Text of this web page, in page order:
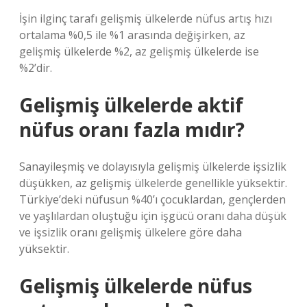
İşin ilginç tarafı gelişmiş ülkelerde nüfus artış hızı
ortalama %0,5 ile %1 arasında değişirken, az
gelişmiş ülkelerde %2, az gelişmiş ülkelerde ise
%2’dir.
Gelişmiş ülkelerde aktif
nüfus oranı fazla mıdır?
Sanayileşmiş ve dolayısıyla gelişmiş ülkelerde işsizlik
düşükken, az gelişmiş ülkelerde genellikle yüksektir.
Türkiye’deki nüfusun %40’ı çocuklardan, gençlerden
ve yaşlılardan oluştuğu için işgücü oranı daha düşük
ve işsizlik oranı gelişmiş ülkelere göre daha
yüksektir.
Gelişmiş ülkelerde nüfus